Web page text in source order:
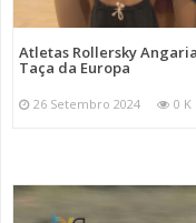
Atletas Rollersky
Taça da Europa
26 Setembro 2024 0 K